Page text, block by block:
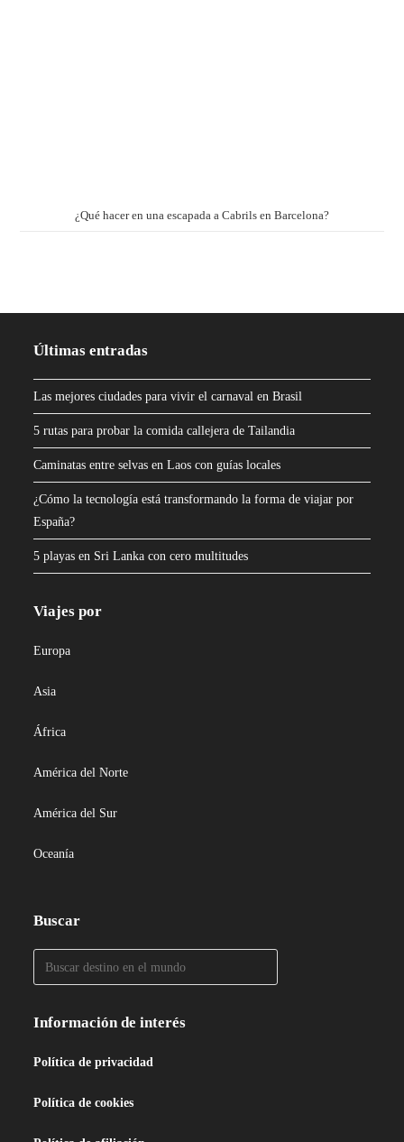
¿Qué hacer en una escapada a Cabrils en Barcelona?
Últimas entradas
Las mejores ciudades para vivir el carnaval en Brasil
5 rutas para probar la comida callejera de Tailandia
Caminatas entre selvas en Laos con guías locales
¿Cómo la tecnología está transformando la forma de viajar por
España?
5 playas en Sri Lanka con cero multitudes
Viajes por
Europa
Asia
África
América del Norte
América del Sur
Oceanía
Buscar
Información de interés
Política de privacidad
Política de cookies